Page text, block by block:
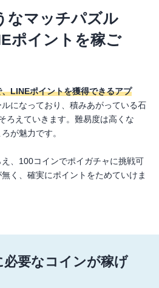
なマッチパズル
ポイントを稼ご
LINEポイントを獲得できるアプ
になっており、積みあがっている石
ろえていきます。難易度は高くな
が魅力です。
、100コインでポイガチャに挑戦可
く、確実にポイントをためていけま
要なコインが稼げ